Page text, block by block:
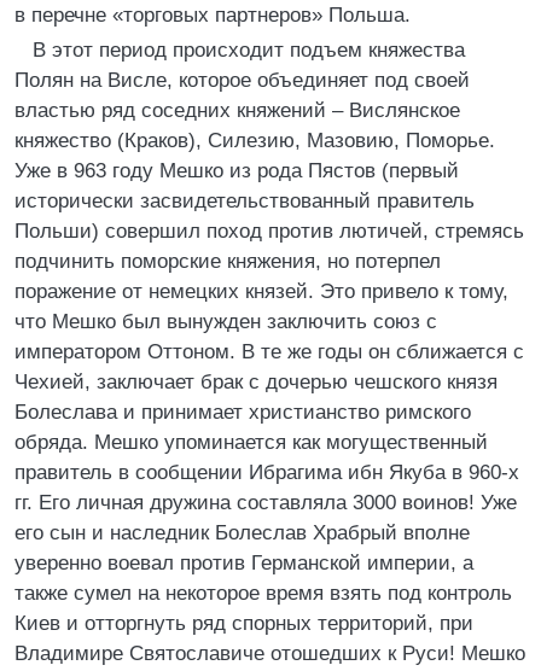
в перечне «торговых партнеров» Польша.
В этот период происходит подъем княжества
Полян на Висле, которое объединяет под своей
властью ряд соседних княжений – Вислянское
княжество (Краков), Силезию, Мазовию, Поморье.
Уже в 963 году Мешко из рода Пястов (первый
исторически засвидетельствованный правитель
Польши) совершил поход против лютичей, стремясь
подчинить поморские княжения, но потерпел
поражение от немецких князей. Это привело к тому,
что Мешко был вынужден заключить союз с
императором Оттоном. В те же годы он сближается с
Чехией, заключает брак с дочерью чешского князя
Болеслава и принимает христианство римского
обряда. Мешко упоминается как могущественный
правитель в сообщении Ибрагима ибн Якуба в 960-х
гг. Его личная дружина составляла 3000 воинов! Уже
его сын и наследник Болеслав Храбрый вполне
уверенно воевал против Германской империи, а
также сумел на некоторое время взять под контроль
Киев и отторгнуть ряд спорных территорий, при
Владимире Святославиче отошедших к Руси! Мешко